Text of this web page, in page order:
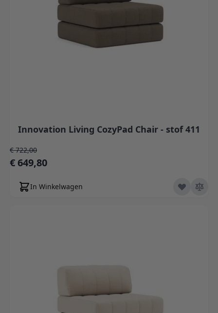
Innovation Living CozyPad Chair - stof 411
Speciale prijs
€ 649,80
Normale prijs
€ 722,00
In Winkelwagen